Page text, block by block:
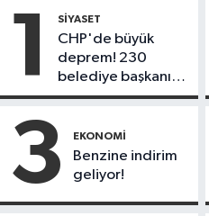
1 SIYASET
CHP'de büyük
deprem! 230
belediye başkanı
Yeni Parti'ye
3 EKONOMI
Benzine indirim
geliyor!